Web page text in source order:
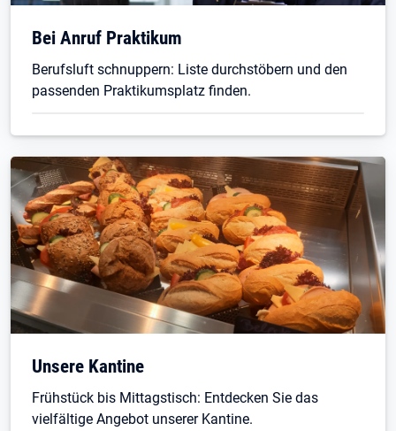
Bei Anruf Praktikum
Berufsluft schnuppern: Liste durchstöbern und den
passenden Praktikumsplatz finden.
Unsere Kantine
Frühstück bis Mittagstisch: Entdecken Sie das
vielfältige Angebot unserer Kantine.